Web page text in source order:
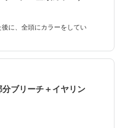
に、全頭にカラーをしてい
ブリーチ＋イヤリン